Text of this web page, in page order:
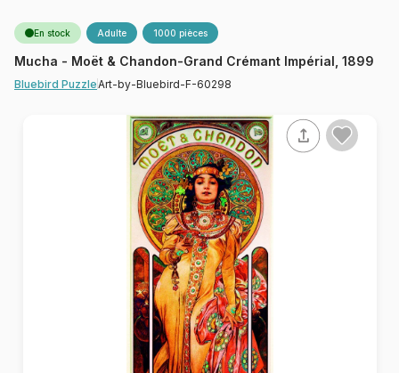
En stock Adulte 1000 pièces
Mucha - Moët & Chandon-Grand Crémant Impérial, 1899
Bluebird Puzzle Art-by-Bluebird-F-60298